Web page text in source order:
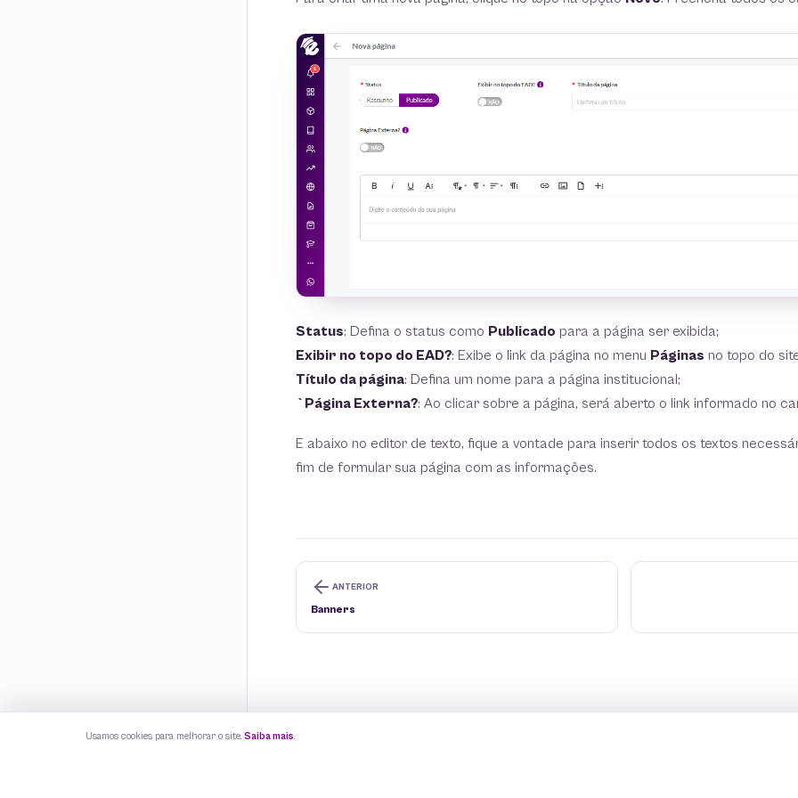
Status: Defina o status como Publicado para a página ser exibida;
Exibir no topo do EAD?: Exibe o link da página no menu Páginas no topo do
Título da página: Defina um nome para a página institucional;
`Página Externa?: Ao clicar sobre a página, será aberto o link informado no
E abaixo no editor de texto, fique a vontade para inserir todos os textos
fim de formular sua página com as informações.
ANTERIOR
Banners
Usamos cookies para melhorar o site. Saiba mais